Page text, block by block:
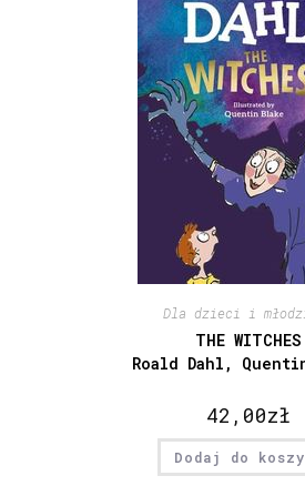
Dla dzieci i
THE WITCHES
Roald Dahl,
42,00zł
Dodaj do